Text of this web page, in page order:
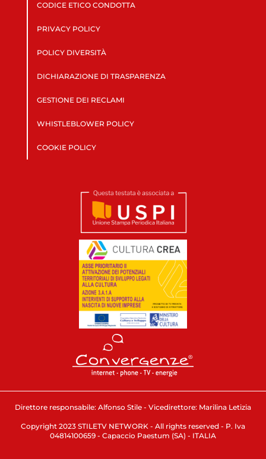
CODICE ETICO CONDOTTA
PRIVACY POLICY
POLICY DIVERSITÀ
DICHIARAZIONE DI TRASPARENZA
GESTIONE DEI RECLAMI
WHISTLEBLOWER POLICY
COOKIE POLICY
Direttore responsabile: Alfonso Stile - Vicedirettore: Marilina Letizia
Copyright 2023 STILETV NETWORK - All rights reserved - P. Iva
04814100659 - Capaccio Paestum (SA) - ITALIA